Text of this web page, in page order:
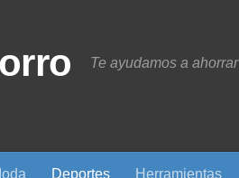
Te ayudamos a ahorrar
Deportes Herramientas